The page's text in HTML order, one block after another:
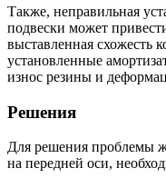
Также, неправильная
подвески может
выставленная схожесть
установленные
износ резины и
Решения
Для решения проблемы
на передней оси,